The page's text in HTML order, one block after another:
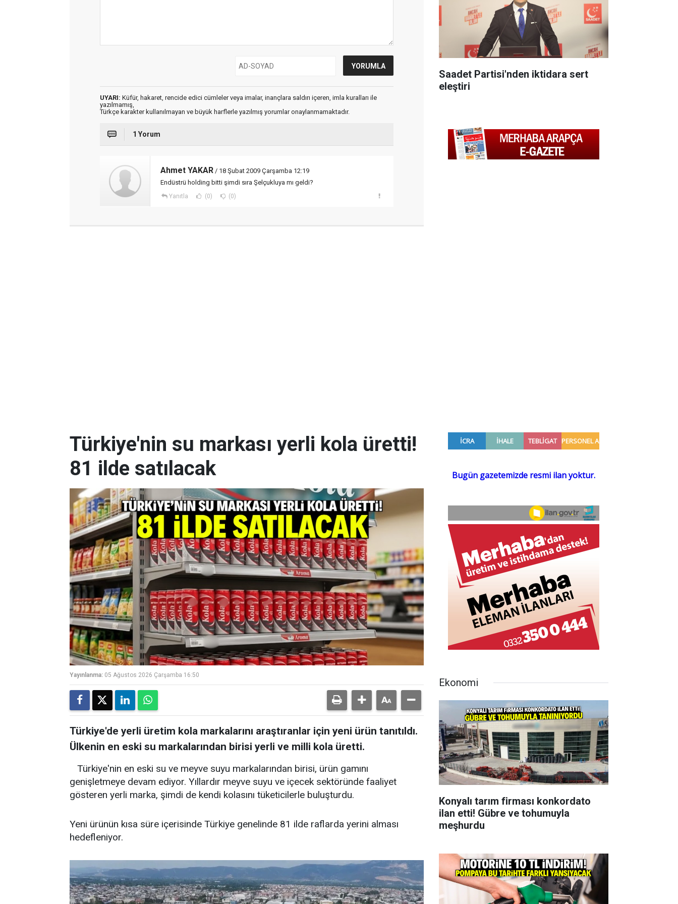
UYARI: Küfür, hakaret, rencide edici cümleler veya imalar, inançlara saldırı içeren, imla kuralları ile
yazılmamış,
Türkçe karakter kullanılmayan ve büyük harflerle yazılmış yorumlar onaylanmamaktadır.
1 Yorum
Ahmet YAKAR / 18 Şubat 2009 Çarşamba 12:19
Endüstrü holding bitti şimdi sıra Şelçukluya mı geldi?
Yanıtla (0) (0)
Saadet Partisi'nden iktidara sert
eleştiri
Türkiye'nin su markası yerli kola üretti!
81 ilde satılacak
Yayınlanma: 05 Ağustos 2026 Çarşamba 16:50
Türkiye'de yerli üretim kola markalarını araştıranlar için yeni ürün tanıtıldı.
Ülkenin en eski su markalarından birisi yerli ve milli kola üretti.
Türkiye'nin en eski su ve meyve suyu markalarından birisi, ürün gamını
genişletmeye devam ediyor. Yıllardır meyve suyu ve içecek sektöründe faaliyet
gösteren yerli marka, şimdi de kendi kolasını tüketicilerle buluşturdu.
Yeni ürünün kısa süre içerisinde Türkiye genelinde 81 ilde raflarda yerini alması
hedefleniyor.
Ekonomi
Konyalı tarım firması konkordato
ilan etti! Gübre ve tohumuyla
meşhurdu